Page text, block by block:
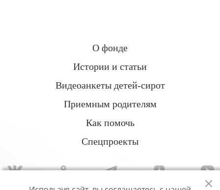
О фонде
Истории и статьи
Видеоанкеты детей-сирот
Приемным родителям
Как помочь
Спецпроекты